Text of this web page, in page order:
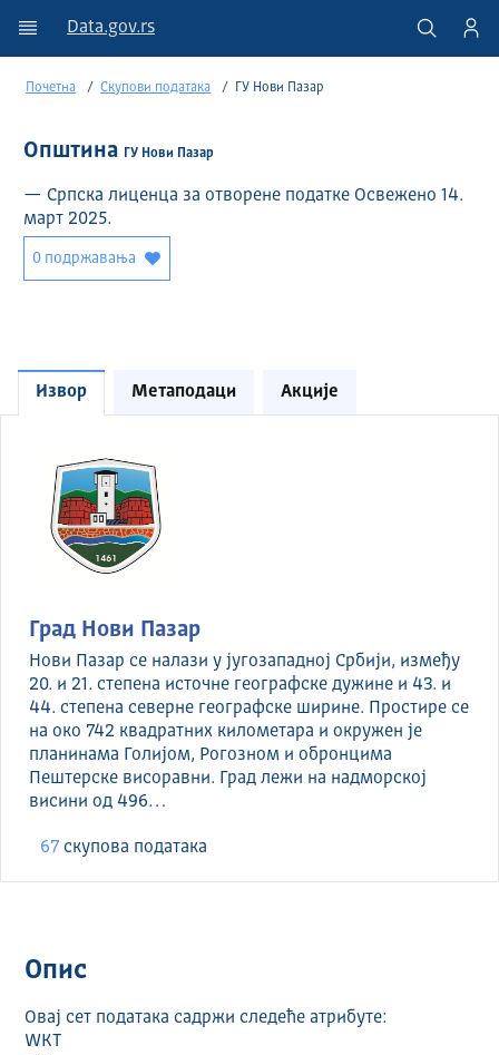
Data.gov.rs
Почетна Скупови података ГУ Нови Пазар
Општина ГУ Нови Пазар
— Српска лиценца за отворене податке Освежено 14.
март 2025.
0 подржавања
Извор Метаподаци Акције
Град Нови Пазар
Нови Пазар се налази у југозападној Србији, између
20. и 21. степена источне географске дужине и 43. и
44. степена северне географске ширине. Простире се
на око 742 квадратних километара и окружен је
планинама Голијом, Рогозном и обронцима
Пештерске висоравни. Град лежи на надморској
висини од 496…
67 скуповa података
Опис
Овај сет података садржи следеће атрибуте:
WKT